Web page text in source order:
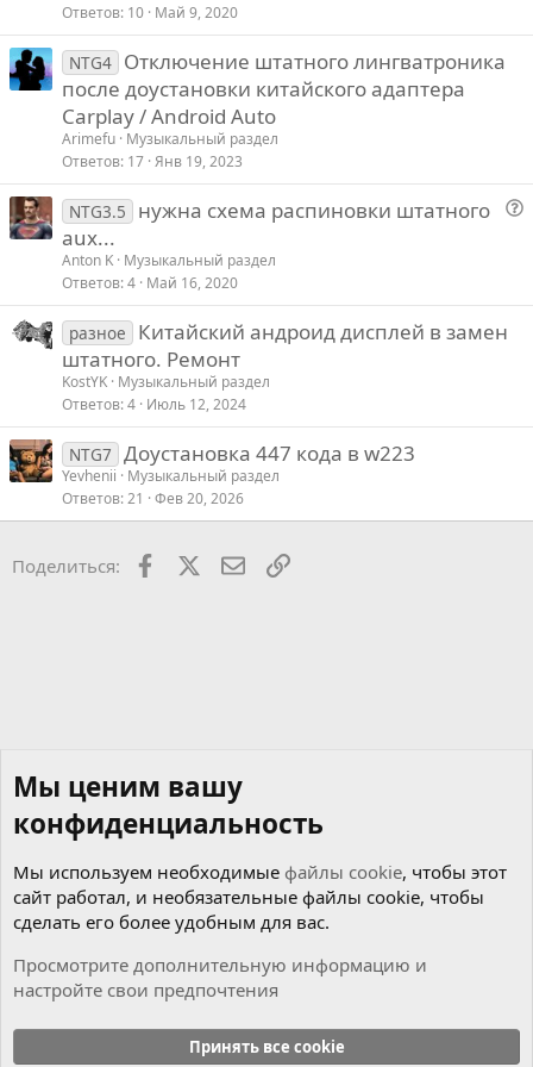
Ответов 10 Май 9, 2020
NTG4 Отключение штатного лингватроника
после доустановки китайского адаптера
Carplay / Android Auto
Arimefu Музыкальный раздел
Ответов 17 Янв 19, 2023
В
о
NTG3.5
нужна схема распиновки штатного
aux...
Anton K Музыкальный раздел
Ответов 4 Май 16, 2020
разное
Китайский андроид дисплей в замен
штатного. Ремонт
KostYK Музыкальный раздел
Ответов 4 Июль 12, 2024
NTG7 Доустановка 447 кода в w223
Yevhenii
Музыкальный раздел
Ответов 21 Фев 20, 2026
Поделиться: Facebook ПочтаСсылкой
Мы ценим вашу
конфиденциальность
Мы используем необходимые файлы cookie, чтобы этот
сайт работал, и необязательные файлы cookie, чтобы
сделать его более удобным для вас.
Просмотрите дополнительную информацию и
настройте свои предпочтения
Принять все cookie